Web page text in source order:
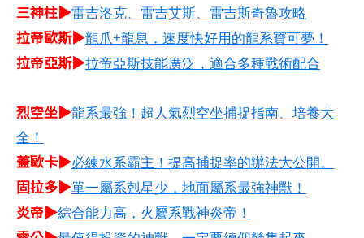
三神柱▶雷吉洛克、雷吉艾斯、雷吉斯奇魯攻略
拉帝歐斯▶龍爪+龍息，速度快好用的龍系寶可夢！
拉帝亞斯▶拉帝亞斯技能廣泛，適合多種戰術配合
烈空坐▶龍系最強！超人氣烈空坐捕捉指南、培養大
全！
蓋歐卡▶必練水系霸主！提高捕捉率的辦法大公開。
固拉多▶單一屬系剋星少，地面屬系最強神獸！
炎帝▶綜合能力高，火屬系戰神炎帝！